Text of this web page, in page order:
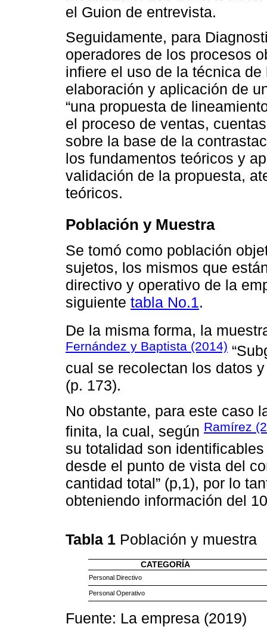
el Guion de entrevista.
Seguidamente, para
operadores de los procesos
infiere el uso de la técnica
elaboración y aplicación de
“una propuesta de
el proceso de ventas,
sobre la base de la
los fundamentos teóricos y
validación de la propuesta,
teóricos.
Población y Muestra
Se tomó como población
sujetos, los mismos que
directivo y operativo de la
siguiente tabla No.1 .
De la misma forma, la
Fernández y Baptista (2014)
cual se recolectan los datos
(p. 173).
No obstante, para este caso
finita, la cual, según Ramírez
su totalidad son
desde el punto de vista del
cantidad total” (p,1), por lo
obteniendo información del
Tabla 1 Población y muestra
CATEGORÍA
Personal Directivo
Personal Operativo
Fuente: La empresa (2019)